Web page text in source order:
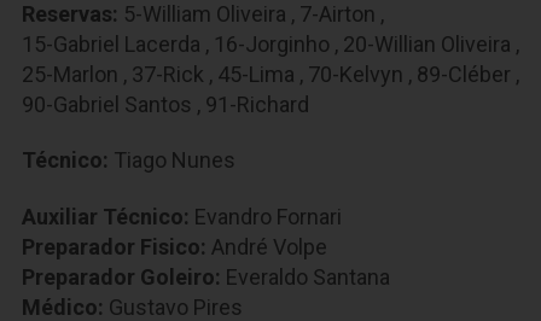
Reservas: 5-William Oliveira , 7-Airton ,
15-Gabriel Lacerda , 16-Jorginho , 20-Willian Oliveira ,
25-Marlon , 37-Rick , 45-Lima , 70-Kelvyn , 89-Cléber ,
90-Gabriel Santos , 91-Richard
Técnico: Tiago Nunes
Auxiliar Técnico: Evandro Fornari
Preparador Fisico: André Volpe
Preparador Goleiro: Everaldo Santana
Médico: Gustavo Pires